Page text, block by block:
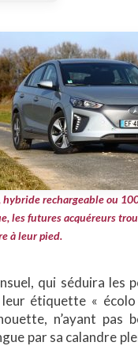
rechargeable ou
les futures acquéreurs
à leur pied.
qui séduira les
étiquette « écolo
n’ayant pas
par sa calandre